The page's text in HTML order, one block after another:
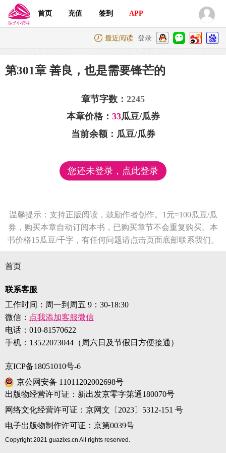
首页 充值 签到 APP
最近阅读 登录
第301章 善良，也是需要锋芒的
章节字数： 2245
本章价格： 33瓜豆/瓜券
当前余额： 瓜豆/瓜券
您还未登录，点此登录
温馨提示：支持正版阅读，鼓励作者创作。1元=100瓜豆/瓜
券，购买本章自动订阅本书，已购买章节不会重复购买。本
书价格15瓜豆/千字，有任何问题请点击页面底部联系我们。
首页
联系客服
工作时间：周一到周五 9：30-18:30
微信： 点我添加客服微信
电话： 010-81570622
手机： 13522073044（周六日及节假日方便接通）
京ICP备18051010号-6
京公网安备 11011202002698号
出版物经营许可证：新出发京零字第通180070号
网络文化经营许可证：京网文〔2023〕5312-151 号
电子出版物制作许可证：京第0039号
Copyright 2021 guazixs.cn All rights reserved.